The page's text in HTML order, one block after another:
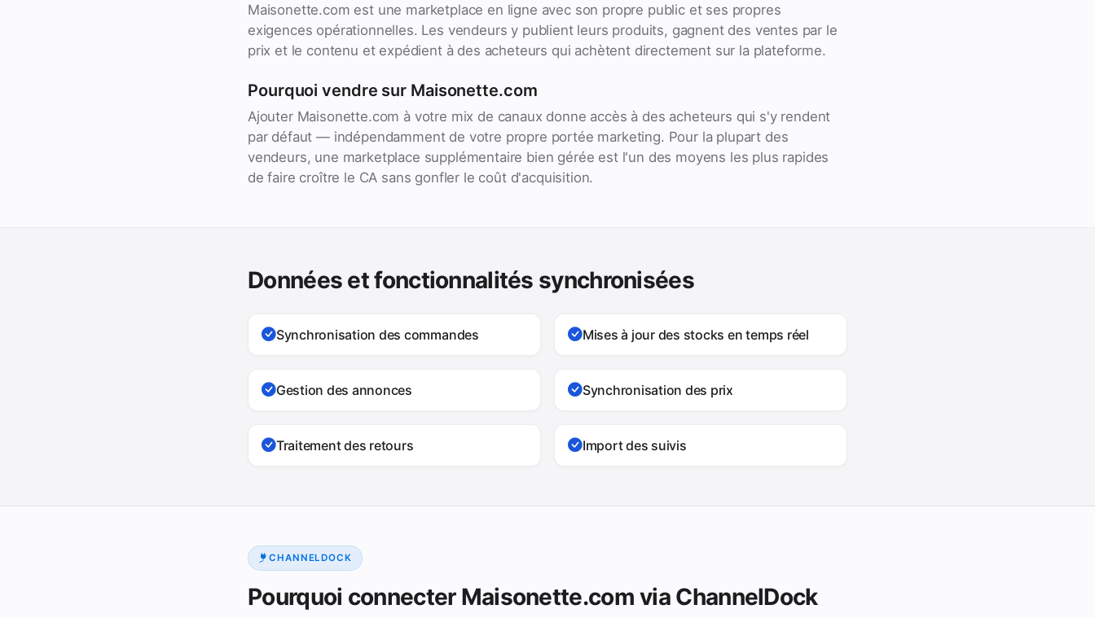
Maisonette.com est une marketplace en ligne avec son propre public et ses propres
exigences opérationnelles. Les vendeurs y publient leurs produits, gagnent des ventes par le
prix et le contenu et expédient à des acheteurs qui achètent directement sur la plateforme.
Pourquoi vendre sur Maisonette.com
Ajouter Maisonette.com à votre mix de canaux donne accès à des acheteurs qui s'y rendent
par défaut — indépendamment de votre propre portée marketing. Pour la plupart des
vendeurs, une marketplace supplémentaire bien gérée est l'un des moyens les plus rapides
de faire croître le CA sans gonfler le coût d'acquisition.
Données et fonctionnalités synchronisées
Synchronisation des commandes Mises à jour des stocks en temps réel
Gestion des annonces Synchronisation des prix
Traitement des retours Import des suivis
CHANNELDOCK
Pourquoi connecter Maisonette.com via ChannelDock